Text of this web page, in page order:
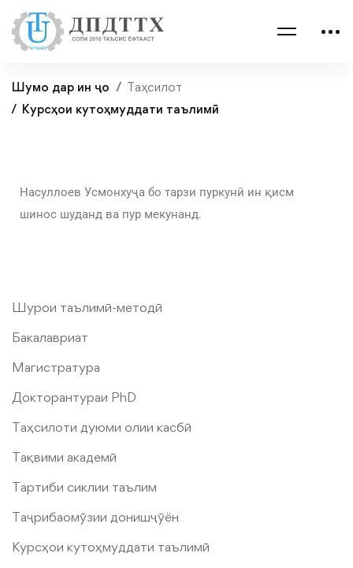
Шумо дар ин ҷо
Таҳсилот
Курсҳои кутоҳмуддати таълимӣ
Насуллоев Усмонхуҷа бо тарзи пуркунӣ ин қисм
шинос шуданд ва пур мекунанд.
Шурои таълимӣ-методӣ
Бакалавриат
Магистратура
Докторантураи PhD
Таҳсилоти дуюми олии касбӣ
Тақвими академӣ
Тартиби сиклии таълим
Таҷрибаомӯзии донишҷӯён
Курсҳои кутоҳмуддати таълимӣ